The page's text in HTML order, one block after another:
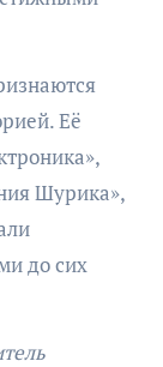
Её
Шурика»,
до сих